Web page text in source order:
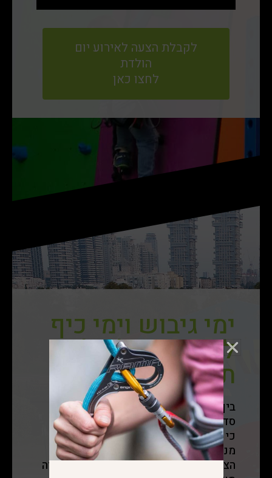
לפרטים נוספים השאירו שם וטלפון או שפשוט
תתקשרו אלינו.לקבלת הצעה לאירוע יום
הולדת
לחצו כאן
ימי גיבוש וימי כיף
לחברות ב-iclimb
תל אביב
בין אם זה אירוע גיבוש, ערב חברה, או
סדנא למנהלים, אנו ב- Iclimb מאמינים,
כי שילוב בין אתגר להנאה הוא מתכון
מנצח לשיפור הישגיות וייעול עבודת
הצוות, לצד גיבוש קבוצתי באמצעות חוויה